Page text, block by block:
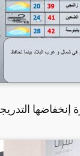
إنخفاضها